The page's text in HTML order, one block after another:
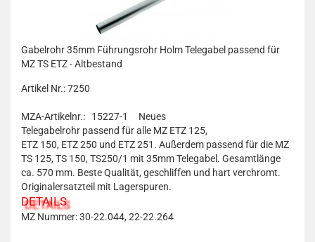
Gabelrohr 35mm Führungsrohr Holm Telegabel passend für
MZ TS ETZ - Altbestand
Artikel Nr.: 7250
MZA-Artikelnr.: 15227-1
Neues
Telegabelrohr passend für alle MZ ETZ 125,
ETZ 150, ETZ 250 und ETZ 251. Außerdem passend für die MZ
TS 125, TS 150, TS250/1 mit 35mm Telegabel. Gesamtlänge
ca. 570 mm. Beste Qualität, geschliffen und hart verchromt.
Originalersatzteil mit Lagerspuren.
DETAILS
MZ Nummer: 30-22.044, 22-22.264